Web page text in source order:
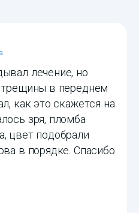
лечение, но
трещины в переднем
как это скажется на
зря, пломба
цвет подобрали
в порядке. Спасибо